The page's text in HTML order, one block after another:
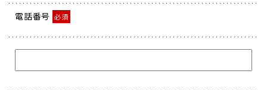
電話番号 必須